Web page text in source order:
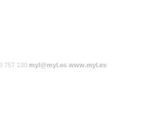
757 130 myl@myl.es www.myl.es